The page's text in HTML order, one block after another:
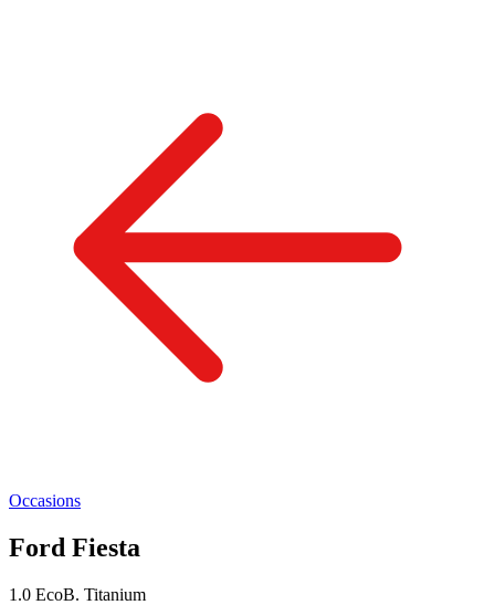
Occasions
Ford Fiesta
1.0 EcoB. Titanium